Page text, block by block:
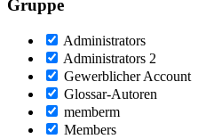
Gruppe
Administrators
Administrators 2
Gewerblicher Account
Glossar-Autoren
memberm
Members